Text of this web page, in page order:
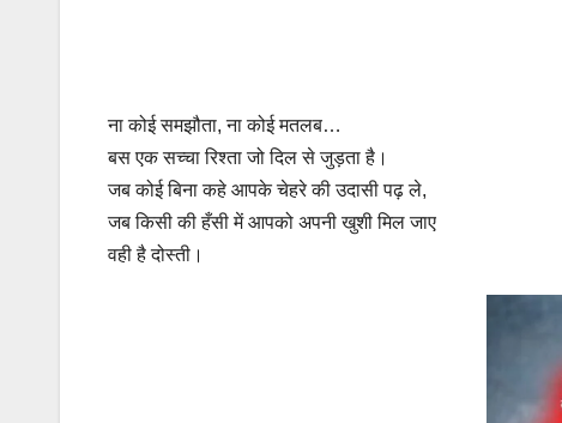
ना कोई समझौता, ना कोई मतलब…
बस एक सच्चा रिश्ता जो दिल से जुड़ता है।
जब कोई बिना कहे आपके चेहरे की उदासी पढ़ ले,
जब किसी की हँसी में आपको अपनी खुशी मिल जाए
वही है दोस्ती।